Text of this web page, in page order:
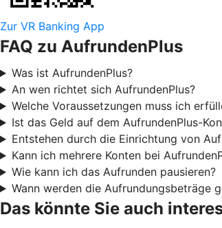
Zur VR Banking App
FAQ zu AufrundenPlus
Was ist AufrundenPlus?
An wen richtet sich AufrundenPlus?
Welche Voraussetzungen muss ich
Ist das Geld auf dem AufrundenPlus-
Entstehen durch die Einrichtung von
Kann ich mehrere Konten bei
Wie kann ich das Aufrunden pausieren?
Wann werden die Aufrundungsbeträge
Das könnte Sie auch